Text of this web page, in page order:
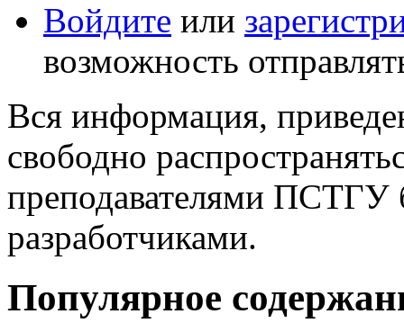
Войдите или
возможность
Вся информация,
свободно
преподавателями ПСТГУ
разработчиками.
Популярное